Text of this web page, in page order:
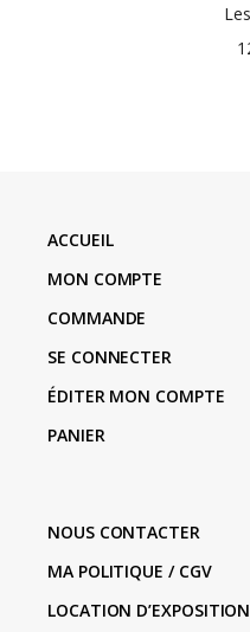
ACCUEIL
MON COMPTE
COMMANDE
SE CONNECTER
ÉDITER MON COMPTE
PANIER
NOUS CONTACTER
MA POLITIQUE / CGV
LOCATION